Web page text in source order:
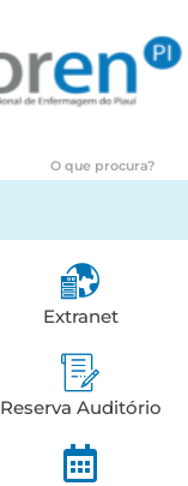
O que procura?
Extranet
Reserva Auditório